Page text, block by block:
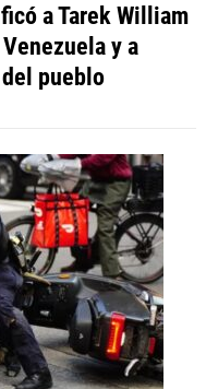
a Tarek William
y a
pueblo